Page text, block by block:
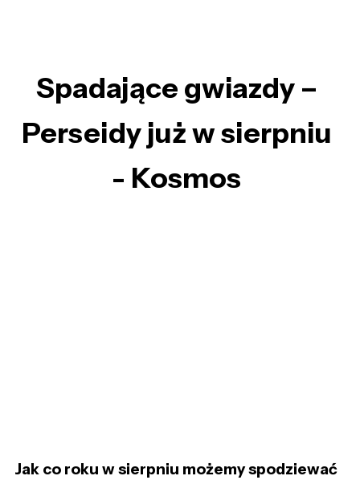
Spadające gwiazdy –
Perseidy już w sierpniu
- Kosmos
Jak co roku w sierpniu możemy spodziewać